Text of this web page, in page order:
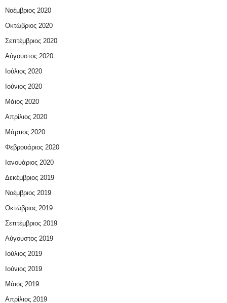
Νοέμβριος 2020
Οκτώβριος 2020
Σεπτέμβριος 2020
Αύγουστος 2020
Ιούλιος 2020
Ιούνιος 2020
Μάιος 2020
Απρίλιος 2020
Μάρτιος 2020
Φεβρουάριος 2020
Ιανουάριος 2020
Δεκέμβριος 2019
Νοέμβριος 2019
Οκτώβριος 2019
Σεπτέμβριος 2019
Αύγουστος 2019
Ιούλιος 2019
Ιούνιος 2019
Μάιος 2019
Απρίλιος 2019